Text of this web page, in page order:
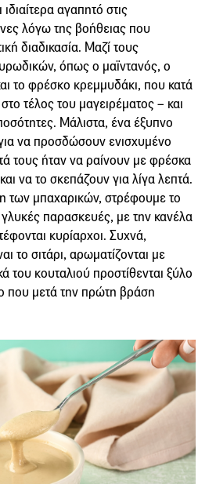
ιδιαίτερα αγαπητό στις
λόγω της βοήθειας που
διαδικασία. Μαζί τους
όπως ο μαϊντανός, ο
το φρέσκο κρεμμυδάκι, που κατά
τέλος του μαγειρέματος – και
Μάλιστα, ένα έξυπνο
να προσδώσουν ενισχυμένο
τους ήταν να ραίνουν με φρέσκα
να το σκεπάζουν για λίγα λεπτά.
των μπαχαρικών, στρέφουμε το
παρασκευές, με την κανέλα
κυρίαρχοι. Συχνά,
το σιτάρι, αρωματίζονται με
του κουταλιού προστίθενται ξύλο
που μετά την πρώτη βράση